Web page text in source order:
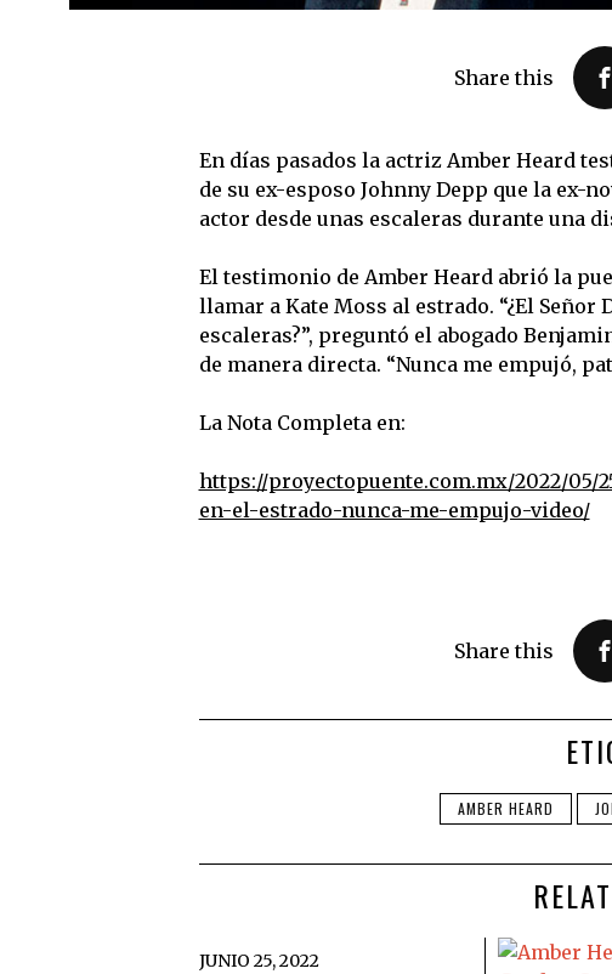
Share this
En días pasados la actriz Amber Heard
de su ex-esposo Johnny Depp que la ex-
actor desde unas escaleras durante una
El testimonio de Amber Heard abrió la
llamar a Kate Moss al estrado. “¿El
escaleras?”, preguntó el abogado
de manera directa. “Nunca me empujó,
La Nota Completa en:
https://proyectopuente.com.mx/2022/05/
en-el-estrado-nunca-me-empujo-video/
Share this
AMBER HEARD
JUNIO 25, 2022